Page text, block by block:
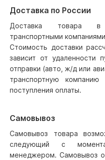
Доставка по России
Доставка товара в
транспортными
Стоимость доставки
зависит от удаленности
отправки (авто, ж/д или
транспортную
поступления оплаты.
Самовывоз
Самовывоз товара
следующий с
менеджером. Самовывоз